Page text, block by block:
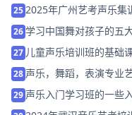
25 2025年广州艺考声乐集
26学习中国舞对孩子的五
27 儿童声乐培训班的基础
28 声乐，舞蹈，表演专业
29 声乐入门学习班的一些